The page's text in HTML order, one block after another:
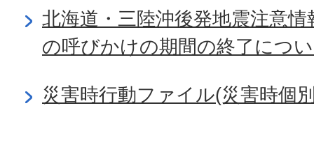
北海道・三陸沖後発地震注意
の呼びかけの期間の終了につ
災害時行動ファイル(災害時個